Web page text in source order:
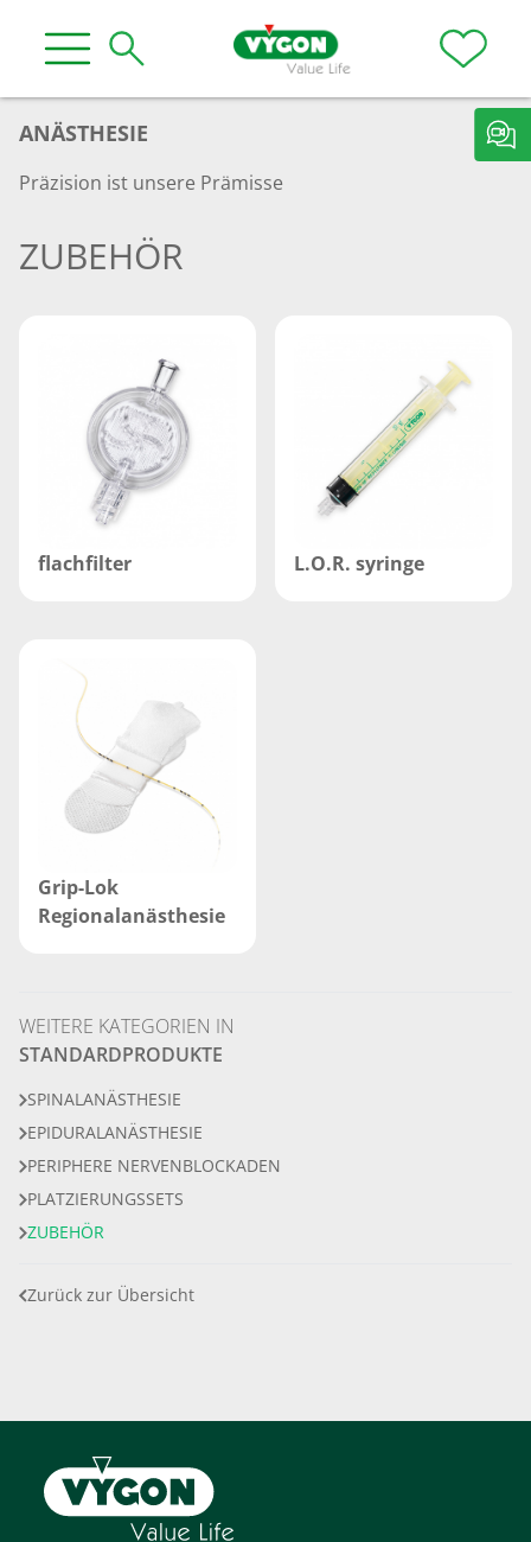
ANÄSTHESIE
Präzision ist unsere Prämisse
ZUBEHÖR
flachfilter L.O.R. syringe
Grip-Lok
Regionalanästhesie
WEITERE KATEGORIEN IN
STANDARDPRODUKTE
SPINALANÄSTHESIE
EPIDURALANÄSTHESIE
PERIPHERE NERVENBLOCKADEN
PLATZIERUNGSSETS
ZUBEHÖR
Zurück zur Übersicht